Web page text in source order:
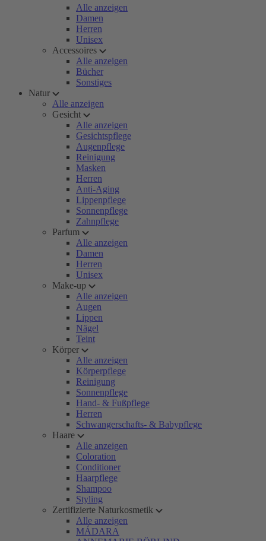
Alle anzeigen
Damen
Herren
Unisex
Accessoires
Alle anzeigen
Bücher
Sonstiges
Natur
Alle anzeigen
Gesicht
Alle anzeigen
Gesichtspflege
Augenpflege
Reinigung
Masken
Herren
Anti-Aging
Lippenpflege
Sonnenpflege
Zahnpflege
Parfum
Alle anzeigen
Damen
Herren
Unisex
Make-up
Alle anzeigen
Augen
Lippen
Nägel
Teint
Körper
Alle anzeigen
Körperpflege
Reinigung
Sonnenpflege
Hand- & Fußpflege
Herren
Schwangerschafts- & Babypflege
Haare
Alle anzeigen
Coloration
Conditioner
Haarpflege
Shampoo
Styling
Zertifizierte Naturkosmetik
Alle anzeigen
MÁDARA